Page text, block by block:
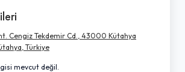
Cengiz Tekdemir Cd., 43000 Kütahya
Türkiye
mevcut değil.